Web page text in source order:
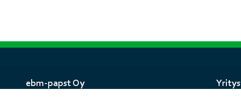
ebm-papst Oy Yritys